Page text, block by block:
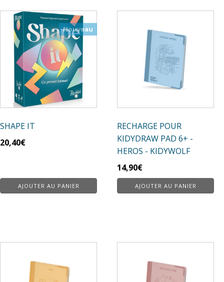
Nouveau
SHAPE IT
20,40€
AJOUTER AU PANIER
RECHARGE POUR
KIDYDRAW PAD 6+ -
HEROS - KIDYWOLF
14,90€
AJOUTER AU PANIER